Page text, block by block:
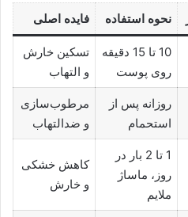
نحوه استفاده فایده اصلی
10 تا 15 دقیقه
روی پوست
تسکین خارش
و التهاب
روزانه پس از
استحمام
مرطوب‌سازی
و ضدالتهاب
1 تا 2 بار در
روز، ماساژ
ملایم
کاهش خشکی
و خارش